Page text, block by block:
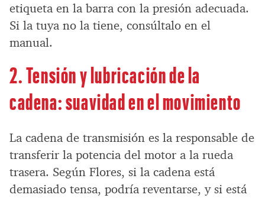
etiqueta en la barra con la presión adecuada.
Si la tuya no la tiene, consúltalo en el
manual.
2. Tensión y lubricación de la
cadena: suavidad en el movimiento
La cadena de transmisión es la responsable de
transferir la potencia del motor a la rueda
trasera. Según Flores, si la cadena está
demasiado tensa, podría reventarse, y si está